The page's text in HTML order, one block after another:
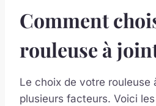
Comment
rouleuse à
Le choix de votre rouleuse
plusieurs facteurs. Voici